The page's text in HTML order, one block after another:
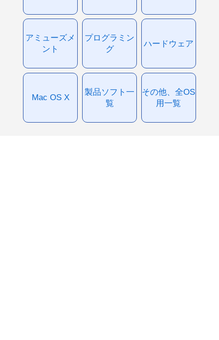
アミューズメ
ント
プログラミン
グ
ハードウェア
Mac OS X
製品ソフト一
覧
その他、全OS
用一覧